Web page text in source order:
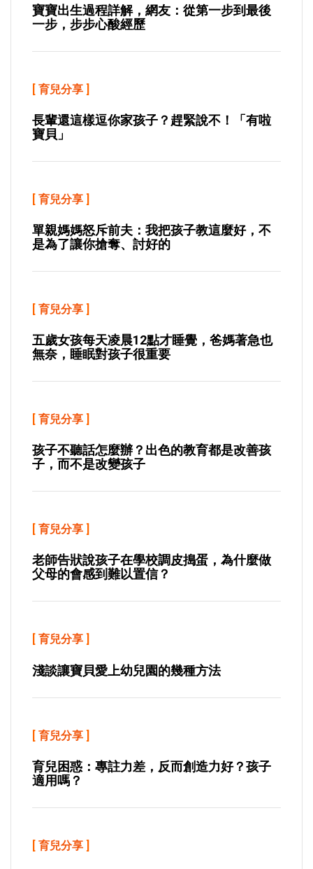
寶寶出生過程詳解，網友：從第一步到最後
一步，步步心酸經歷
[ 育兒分享 ]
長輩還這樣逗你家孩子？趕緊說不！「有啦
寶貝」
[ 育兒分享 ]
單親媽媽怒斥前夫：我把孩子教這麼好，不
是為了讓你搶奪、討好的
[ 育兒分享 ]
五歲女孩每天凌晨12點才睡覺，爸媽著急也
無奈，睡眠對孩子很重要
[ 育兒分享 ]
孩子不聽話怎麼辦？出色的教育都是改善孩
子，而不是改變孩子
[ 育兒分享 ]
老師告狀說孩子在學校調皮搗蛋，為什麼做
父母的會感到難以置信？
[ 育兒分享 ]
淺談讓寶貝愛上幼兒園的幾種方法
[ 育兒分享 ]
育兒困惑：專註力差，反而創造力好？孩子
適用嗎？
[ 育兒分享 ]